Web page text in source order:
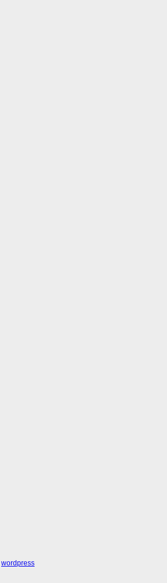
wordpress